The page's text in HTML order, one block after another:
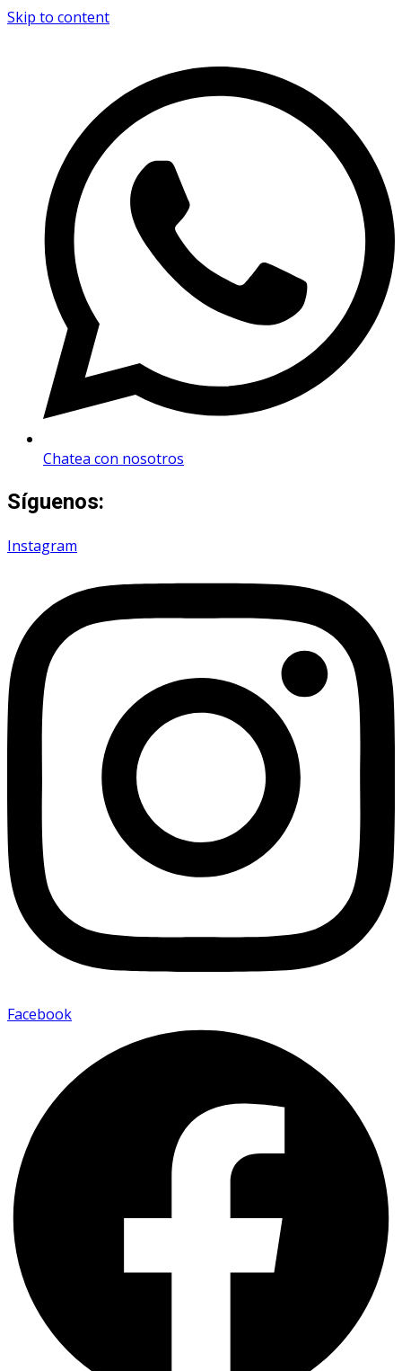
Skip to content
Chatea con nosotros
Síguenos:
Instagram
Facebook